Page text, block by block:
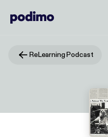
ReLearning Podcast